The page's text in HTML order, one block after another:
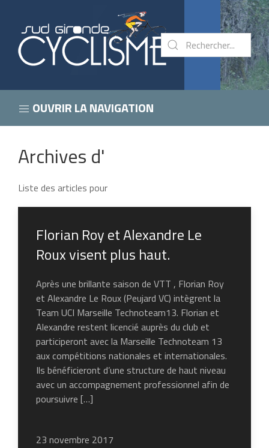
OUVRIR LA NAVIGATION
Archives d'
Liste des articles pour
Florian Roy et Alexandre Le
Roux visent plus haut.
Après une brillante saison de VTT , Florian Roy
et Alexandre Le Roux (Peujard VC) intègrent la
Team UCI Marseille Technoteam13. Florian et
Alexandre restent licencié auprès du club et
participeront avec la Marseille Technoteam 13
aux compétitions nationales et internationales.
Ils bénéficieront d’une structure de haut niveau
avec un accompagnement professionnel afin de
poursuivre […]
23 novembre 2017